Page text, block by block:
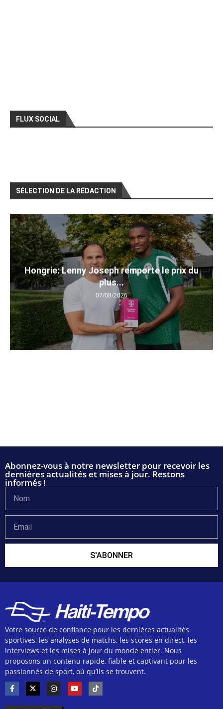
FLUX SOCIAL
SÉLECTION DE LA RÉDACTION
Hongrie: Lenny Joseph remporte le prix du
plus...
07/08/2026
Abonnez-vous à notre newsletter pour recevoir les
dernières actualités et mises à jour. Restons
informés !
S'ABONNER
Votre source de confiance pour les dernières actualités
sportives, les analyses de matchs, les scores en direct, les
interviews et les mises à jour du monde entier. Nous
proposons un contenu rapide, fiable et captivant pour les
passionnés de sport, où qu’ils se trouvent.